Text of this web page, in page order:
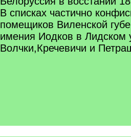
В списках частично
помещиков Виленской
имения Иодков в Лидском
Волчки,Кречевичи и